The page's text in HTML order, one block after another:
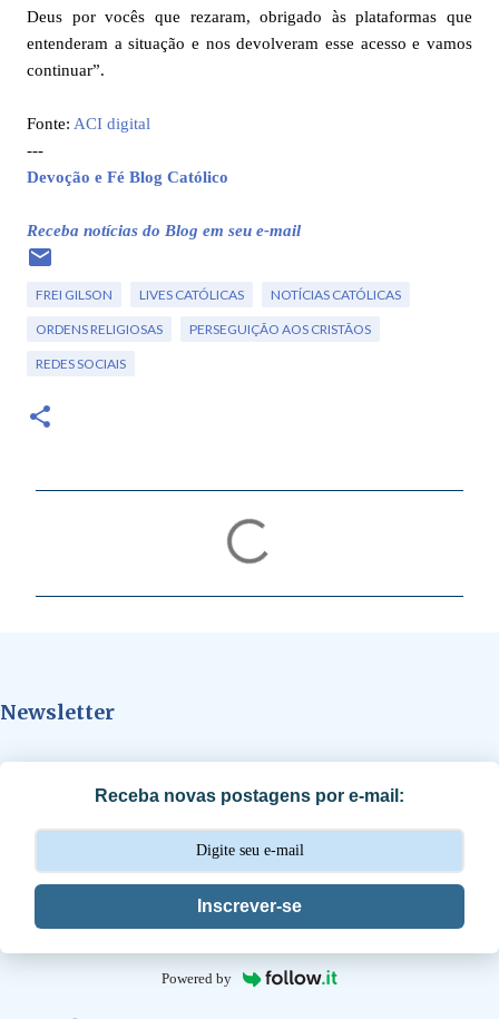
Deus por vocês que rezaram, obrigado às plataformas que
entenderam a situação e nos devolveram esse acesso e vamos
continuar”.
Fonte: ACI digital
---
Devoção e Fé Blog Católico
Receba notícias do Blog em seu e-mail
FREI GILSON LIVES CATÓLICAS NOTÍCIAS CATÓLICAS
ORDENS RELIGIOSAS PERSEGUIÇÃO AOS CRISTÃOS
REDES SOCIAIS
á
s
Newsletter
Receba novas postagens por e-mail:
Inscrever-se
Powered by